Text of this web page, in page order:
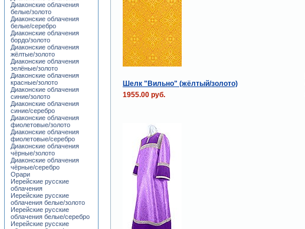
Шелк "Вильно" (жёлтый/золото)
1955.00 руб.
Диаконские облачения
белые/золото
Диаконские облачения
белые/серебро
Диаконские облачения
бордо/золото
Диаконские облачения
жёлтые/золото
Диаконские облачения
зелёные/золото
Диаконские облачения
красные/золото
Диаконские облачения
синие/золото
Диаконские облачения
синие/серебро
Диаконские облачения
фиолетовые/золото
Диаконские облачения
фиолетовые/серебро
Диаконские облачения
чёрные/золото
Диаконские облачения
чёрные/серебро
Орари
Иерейские русские
облачения
Иерейские русские
облачения белые/золото
Иерейские русские
облачения белые/серебро
Иерейские русские